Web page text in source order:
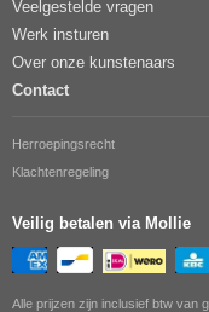
Veelgestelde vragen
Werk insturen
Over onze kunstenaars
Contact
Herroepingsrecht
Klachtenregeling
Veilig betalen via Mollie
Alle prijzen zijn inclusief btw van